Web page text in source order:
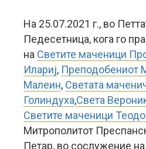
На 25.07.2021 г., во
Педесетница, кога го
на Светите маченици
Илариј, Преподобениот
Малеин, Светата
Голиндуха,Света
Светите маченици
Митрополитот
Петар, во сослужение на